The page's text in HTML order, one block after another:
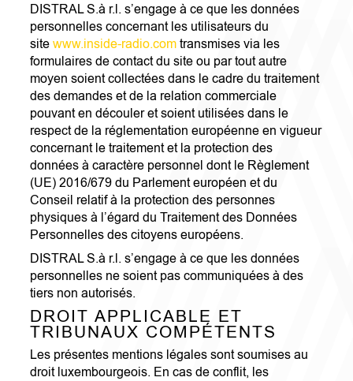
DISTRAL S.à r.l. s’engage à ce que les données
personnelles concernant les utilisateurs du
sitewww.inside-radio.comtransmises via les
formulaires de contact du site ou par tout autre
moyen soient collectées dans le cadre du traitement
des demandes et de la relation commerciale
pouvant en découler et soient utilisées dans le
respect de la réglementation européenne en vigueur
concernant le traitement et la protection des
données à caractère personnel dont le Règlement
(UE) 2016/679 du Parlement européen et du
Conseil relatif à la protection des personnes
physiques à l’égard du Traitement des Données
Personnelles des citoyens européens.
DISTRAL S.à r.l. s’engage à ce que les données
personnelles ne soient pas communiquées à des
tiers non autorisés.
DROIT APPLICABLE ET
TRIBUNAUX COMPÉTENTS
Les présentes mentions légales sont soumises au
droit luxembourgeois. En cas de conflit, les